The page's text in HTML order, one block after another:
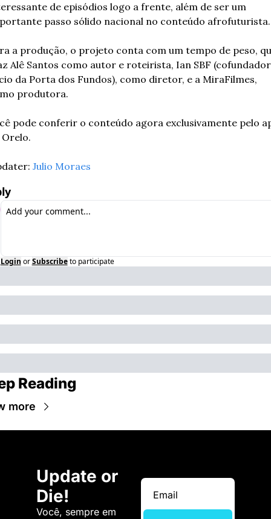
de episódios logo a frente, além de ser um
passo sólido nacional no conteúdo afrofuturista.
a produção, o projeto conta com um tempo de peso,
Alê Santos como autor e roteirista, Ian SBF
da Porta dos Fundos), como diretor, e a MiraFilmes,
produtora.
pode conferir o conteúdo agora exclusivamente pelo
Julio Moraes
Login or Subscribe to participate
Reading
more
Update or
Die!
Você, sempre em